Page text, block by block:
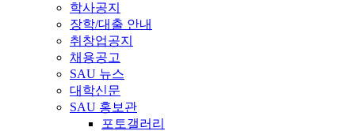
학사공지
장학/대출 안내
취창업공지
채용공고
SAU 뉴스
대학신문
SAU 홍보관
포토갤러리